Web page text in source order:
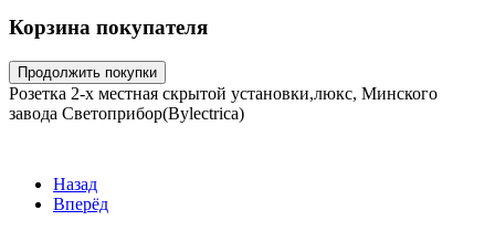
Корзина покупателя
Продолжить покупки
Розетка 2-х местная скрытой установки,люкс, Минского
завода Светоприбор(Bylectrica)
Назад
Вперёд